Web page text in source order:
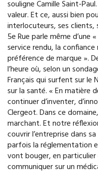
souligne Camille Saint-
valeur. Et ce, aussi bien
interlocuteurs, ses clients,
5e Rue parle même
service rendu, la
préférence de marque ».
l’heure où, selon un
Français qui surfent sur
sur la santé. « En matière
continuer d’inventer,
Clergeot. Dans ce
marchant. Et notre
couvrir l’entreprise dans
parfois la réglementation
vont bouger, en
communiquer sur un